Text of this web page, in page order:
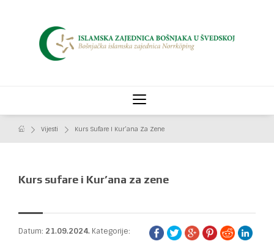
Vijesti Kurs Sufare I Kur’ana Za Zene
Kurs sufare i Kur’ana za zene
Datum: 21.09.2024. Kategorije: